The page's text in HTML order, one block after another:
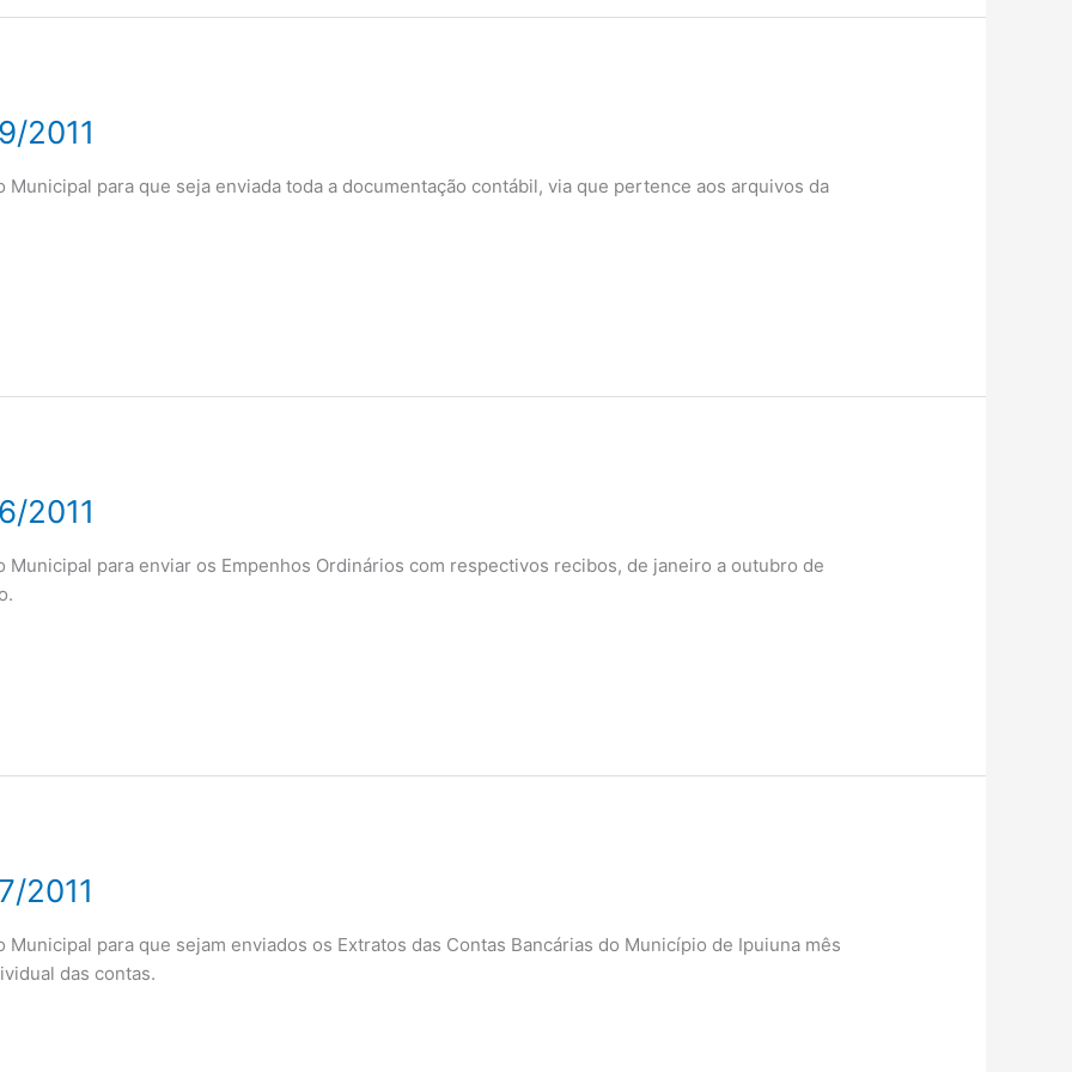
2011
Municipal para que seja enviada toda a documentação contábil, via que pertence aos arquivos da
2011
Municipal para enviar os Empenhos Ordinários com respectivos recibos, de janeiro a outubro de
2011
para que sejam enviados os Extratos das Contas Bancárias do Município de Ipuiuna mês
das contas.